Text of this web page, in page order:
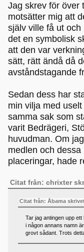
Jag skrev för över
motsätter mig att
själv ville få ut
det en symbolisk
att den var
sätt, rätt ändå då
avståndstagande
Sedan dess har
min vilja med
samma sak som
varit Bedrägeri,
huvudman. Om
medlen och
placeringar, hade
Citat från: chrixter
Citat från: Åbama
Tar jag antingen upp
i någon annans namn
grovt sådant. Trots